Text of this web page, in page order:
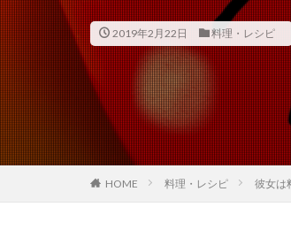
2019年2月22日 料理・レシピ
HOME 料理・レシピ 彼女は